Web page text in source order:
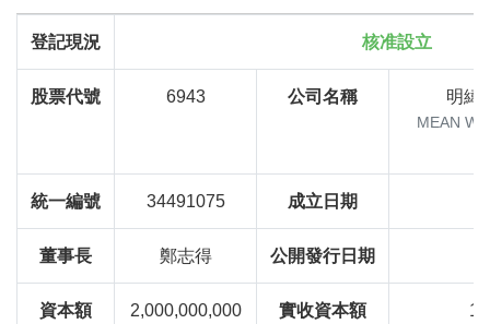
登記現況 核准設立
股票代號 6943 公司名稱 明緯
MEAN
統一編號 34491075 成立日期
董事長 鄭志得 公開發行日期
資本額 2,000,000,000 實收資本額